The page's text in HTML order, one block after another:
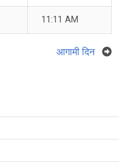
11:11 AM
आगामी दिन